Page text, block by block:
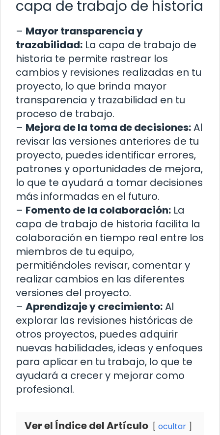
capa de trabajo de historia
– Mayor transparencia y
trazabilidad: La capa de trabajo de
historia te permite rastrear los
cambios y revisiones realizadas en tu
proyecto, lo que brinda mayor
transparencia y trazabilidad en tu
proceso de trabajo.
– Mejora de la toma de decisiones:Al
revisar las versiones anteriores de tu
proyecto, puedes identificar errores,
patrones y oportunidades de mejora,
lo que te ayudará a tomar decisiones
más informadas en el futuro.
– Fomento de la colaboración: La
capa de trabajo de historia facilita la
colaboración en tiempo real entre los
miembros de tu equipo,
permitiéndoles revisar, comentar y
realizar cambios en las diferentes
versiones del proyecto.
– Aprendizaje y crecimiento:Al
explorar las revisiones históricas de
otros proyectos, puedes adquirir
nuevas habilidades, ideas y enfoques
para aplicar en tu trabajo, lo que te
ayudará a crecer y mejorar como
profesional.
Ver el Índice del Artículo ocultar